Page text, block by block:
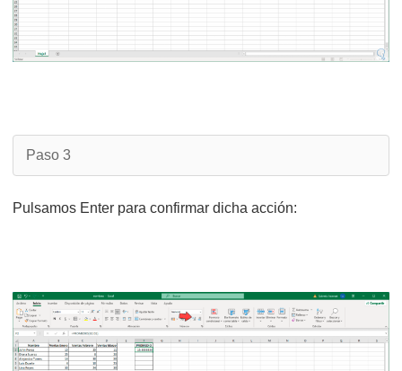
Paso 3
Pulsamos Enter para confirmar dicha acción: